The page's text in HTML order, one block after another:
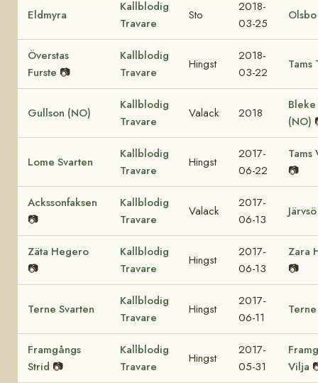
Eldmyra
Kallblodig
Travare
Sto
2018-
03-25
Överstas
Furste 📷
Kallblodig
Travare
Hingst
2018-
03-22
Tams
Gullson (NO)
Kallblodig
Travare
Valack 2018
(NO)
Lome Svarten
Kallblodig
Travare
Hingst
2017-
06-22
Tams
📷
Ackssonfaksen
📷
Kallblodig
Travare
Valack
2017-
06-13
Zäta Hegero
📷
Kallblodig
Travare
Hingst
2017-
06-13
Zara
📷
Terne Svarten
Kallblodig
Travare
Hingst
2017-
06-11
Framgångs
Strid 📷
Kallblodig
Travare
Hingst
2017-
05-31
Vilja